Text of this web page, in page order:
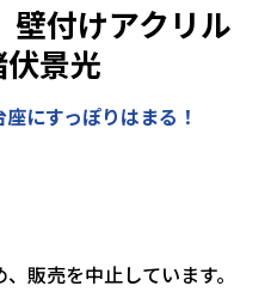
壁付けアクリル
景光
にすっぽりはまる！
販売を中止しています。